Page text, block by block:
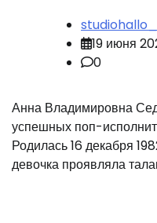
studiohallo_
19 июня
0
Анна Владимировна
успешных поп-
Родилась 16 декабря
девочка проявляла